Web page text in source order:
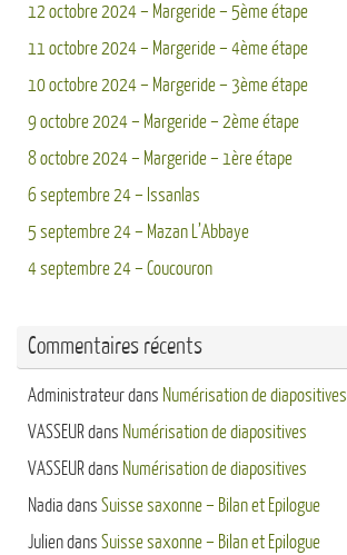
12 octobre 2024 – Margeride – 5ème étape
11 octobre 2024 – Margeride – 4ème étape
10 octobre 2024 – Margeride – 3ème étape
9 octobre 2024 – Margeride – 2ème étape
8 octobre 2024 – Margeride – 1ère étape
6 septembre 24 – Issanlas
5 septembre 24 – Mazan L’Abbaye
4 septembre 24 – Coucouron
Commentaires récents
Administrateurdans Numérisation de diapositives
VASSEURdans Numérisation de diapositives
VASSEURdans Numérisation de diapositives
Nadia dans Suisse saxonne – Bilan et Epilogue
Juliendans Suisse saxonne – Bilan et Epilogue